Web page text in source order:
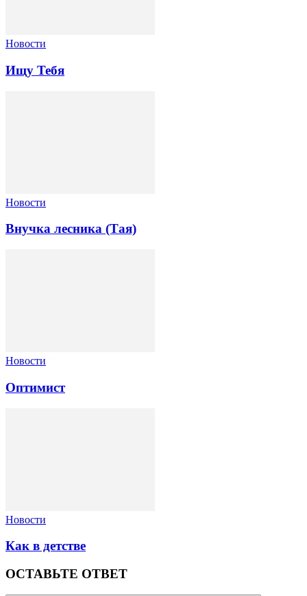
Новости
Ищу Тебя
Новости
Внучка лесника (Тая)
Новости
Оптимист
Новости
Как в детстве
ОСТАВЬТЕ ОТВЕТ